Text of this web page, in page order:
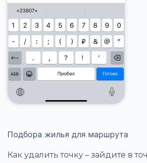
Подбора жилья для маршрута
Как удалить точку – зайдите в